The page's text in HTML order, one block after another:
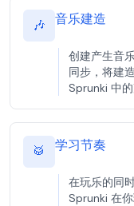
🎶 音乐建造
创建产生音
同步，将建
Sprunki 中
🥁 学习节奏
在玩乐的同
Sprunki 在